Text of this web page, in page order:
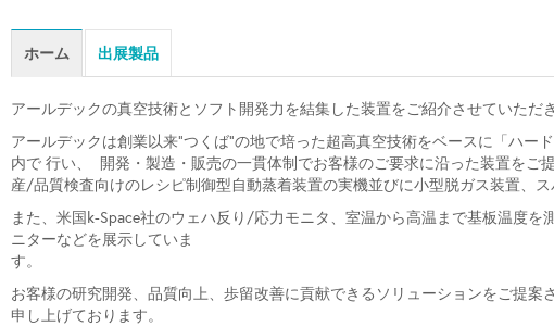
ホーム 出展製品
アールデックの真空技術とソフト開発力を結集した装置をご紹介させていただ
アールデックは創業以来”つくば”の地で培った超高真空技術をベースに「ハー
内で 行い、 開発・製造・販売の一貫体制でお客様のご要求に沿った装置をご
産/品質検査向けのレシピ制御型自動蒸着装置の実機並びに小型脱ガス装置、ス
また、米国k-Space社のウェハ反り/応力モニタ、室温から高温まで基板温度
ニターなどを展示していま
す
お客様の研究開発、品質向上、歩留改善に貢献できるソリューションをご提
申し上げております。